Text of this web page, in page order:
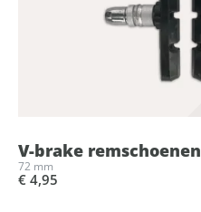
V-brake
72 mm
€ 4,95